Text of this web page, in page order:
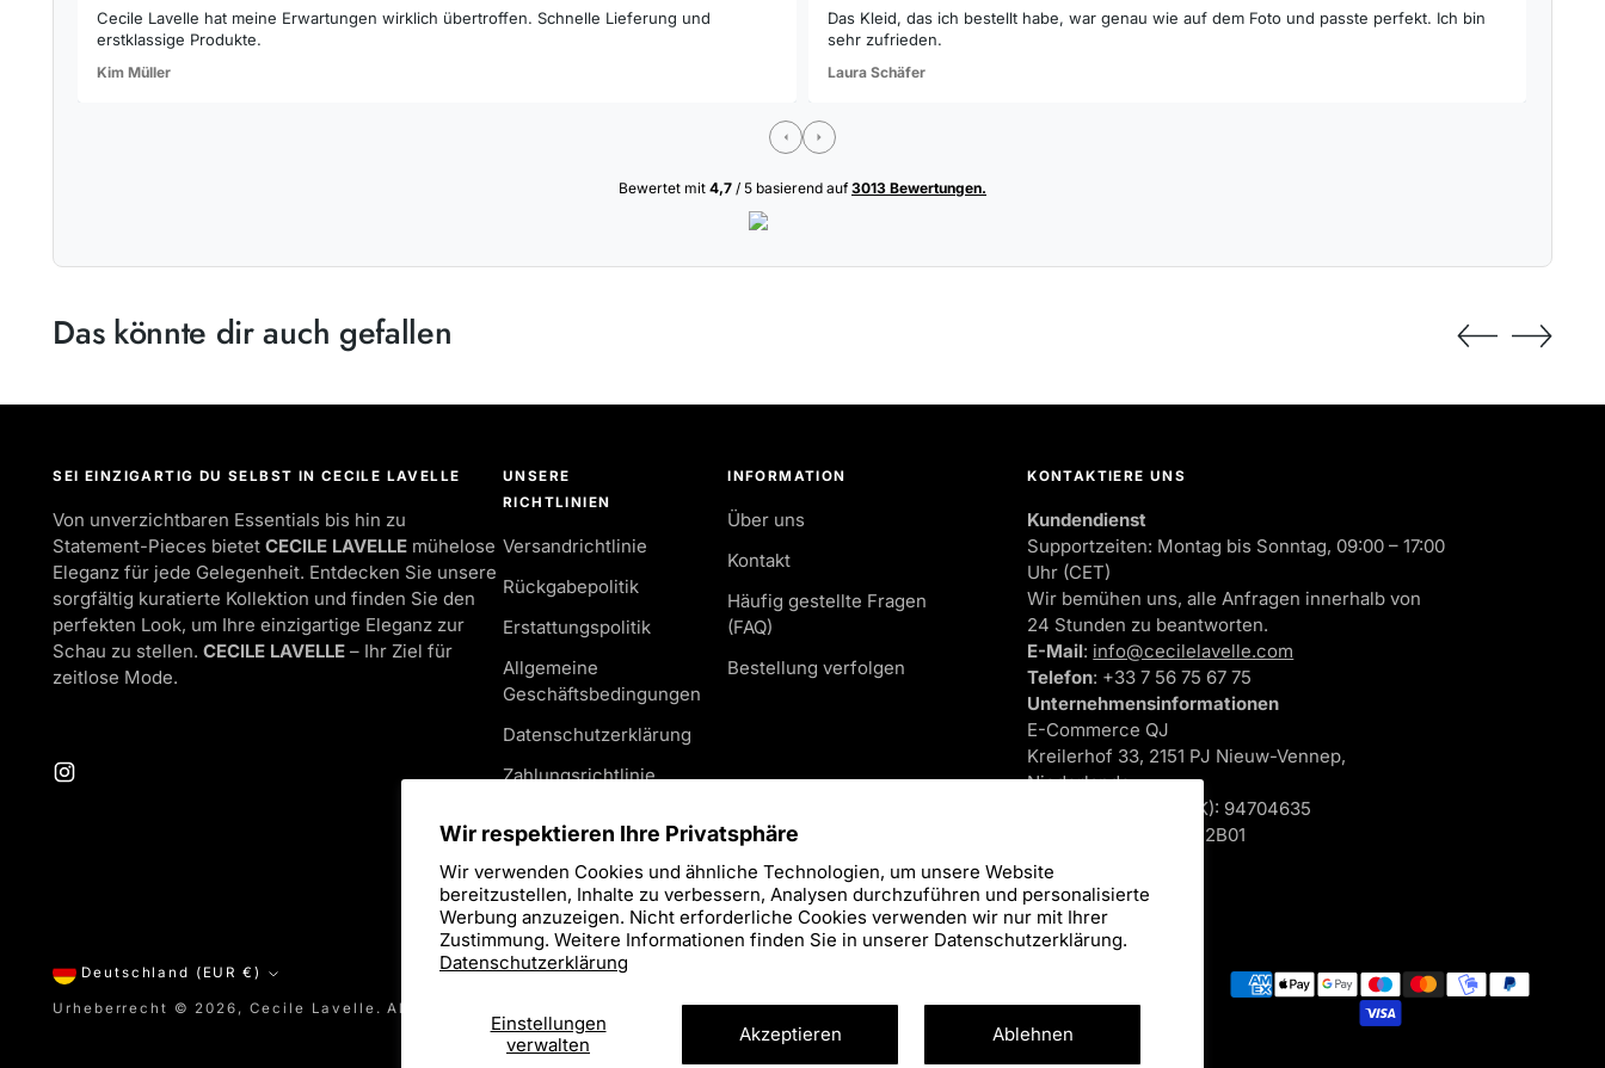
Wir respektieren Ihre Privatsphäre
Wir verwenden Cookies und ähnliche Technologien, um unsere Website
bereitzustellen, Inhalte zu verbessern, Analysen durchzuführen und personalisierte
Werbung anzuzeigen. Nicht erforderliche Cookies verwenden wir nur mit Ihrer
Zustimmung. Weitere Informationen finden Sie in unserer Datenschutzerklärung.
Datenschutzerklärung
Einstellungen
verwalten
Akzeptieren Ablehnen
Cecile Lavelle hat meine Erwartungen wirklich übertroffen. Schnelle Lieferung und
erstklassige Produkte.
Kim Müller
Das Kleid, das ich bestellt habe, war genau wie auf dem Foto und passte perfekt. Ich bin
sehr zufrieden.
Laura Schäfer
Bewertet mit 4,7 / 5 basierend auf3013 Bewertungen.
Das könnte dir auch gefallen
SEI EINZIGARTIG DU SELBST IN CECILE LAVELLE
Von unverzichtbaren Essentials bis hin zu
Statement-Pieces bietetCECILE LAVELLE mühelose
Eleganz für jede Gelegenheit. Entdecken Sie unsere
sorgfältig kuratierte Kollektion und finden Sie den
perfekten Look, um Ihre einzigartige Eleganz zur
Schau zu stellen.CECILE LAVELLE– Ihr Ziel für
zeitlose Mode.
UNSERE
RICHTLINIEN
Versandrichtlinie
Rückgabepolitik
Erstattungspolitik
Allgemeine
Geschäftsbedingungen
Datenschutzerklärung
Zahlungsrichtlinie
Vertrag
widerrufen
INFORMATION
Über uns
Kontakt
Häufig gestellte Fragen
(FAQ)
Bestellung verfolgen
KONTAKTIERE UNS
Kundendienst
Supportzeiten: Montag bis Sonntag, 09:00 – 17:00
Uhr (CET)
Wir bemühen uns, alle Anfragen innerhalb von
24 Stunden zu beantworten.
E-Mail: info@cecilelavelle.com
Telefon: +33 7 56 75 67 75
Unternehmensinformationen
E-Commerce QJ
Kreilerhof 33, 2151 PJ Nieuw-Vennep,
Niederlande
(KvK): 94704635
: NL866865342B01
Währung Deutschland (EUR €)
Urheberrecht © 2026, Cecile Lavelle . Alle Rechte vorbehalten Siehe unsere Nutzungsbedingungen und Datenschutzhinweise.